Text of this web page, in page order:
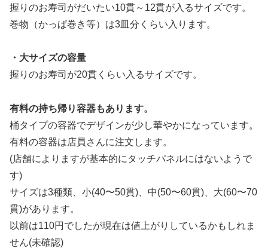
握りのお寿司がだいたい10貫～12貫が入るサイズです。
巻物（かっぱ巻き等）は3皿分くらい入ります。
・大サイズの容量
握りのお寿司が20貫くらい入るサイズです。
有料の持ち帰り容器もあります。
桶タイプの容器でデザインが少し華やかになっています。
有料の容器は店員さんに注文します。
(店舗によりますが基本的にタッチパネルにはないようで
す)
サイズは3種類、小(40〜50貫)、中(50〜60貫)、大(60〜70
貫)があります。
以前は110円でしたが現在は値上がりしているかもしれま
せん(未確認)